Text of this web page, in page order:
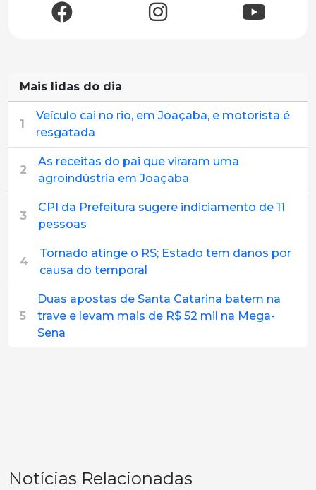
Mais lidas do dia
1
Veículo cai no rio, em Joaçaba, e motorista é
resgatada
2
As receitas do pai que viraram uma
agroindústria em Joaçaba
3
CPI da Prefeitura sugere indiciamento de 11
pessoas
4
Tornado atinge o RS; Estado tem danos por
causa do temporal
5
Duas apostas de Santa Catarina batem na
trave e levam mais de R$ 52 mil na Mega-
Sena
Notícias Relacionadas